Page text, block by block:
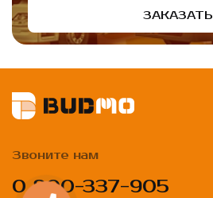
ЗАКАЗАТЬ
Звоните нам
0 800-337-905